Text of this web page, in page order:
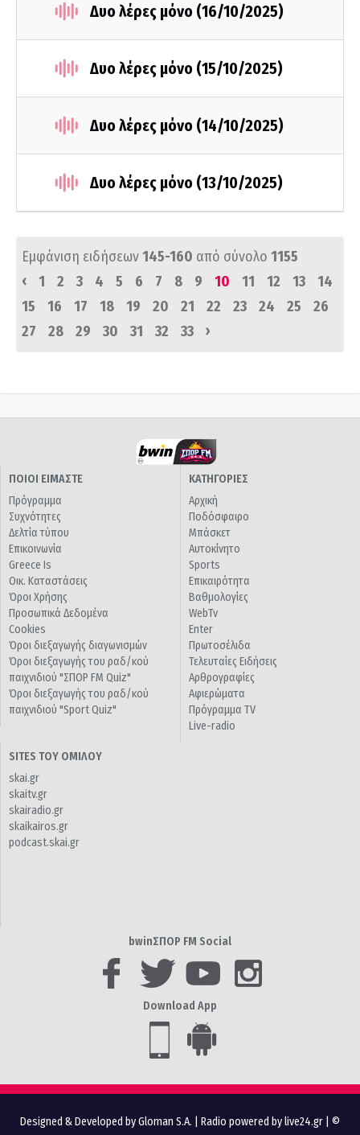
Δυο λέρες μόνο (16/10/2025)
Δυο λέρες μόνο (15/10/2025)
Δυο λέρες μόνο (14/10/2025)
Δυο λέρες μόνο (13/10/2025)
Εμφάνιση ειδήσεων145-160 από σύνολο 1155
‹
1 2 3 4 5 6 7 8 9 10 11 12 13
14
15
16 17 18 19 20 21 22 23 24 25
26
27
28 29 30 31 32 33 ›
ΠΟΙΟΙ ΕΙΜΑΣΤΕ
Πρόγραμμα
Συχνότητες
Δελτία τύπου
Επικοινωνία
Greece Is
Οικ. Καταστάσεις
Όροι Χρήσης
Προσωπικά Δεδομένα
Cookies
Όροι διεξαγωγής διαγωνισμών
Όροι διεξαγωγής του ραδ/κού
παιχνιδιού "ΣΠΟΡ FM Quiz"
Όροι διεξαγωγής του ραδ/κού
παιχνιδιού "Sport Quiz"
ΚΑΤΗΓΟΡΙΕΣ
Αρχική
Ποδόσφαιρο
Μπάσκετ
Αυτοκίνητο
Sports
Επικαιρότητα
Βαθμολογίες
WebTv
Enter
Πρωτοσέλιδα
Τελευταίες Ειδήσεις
Αρθρογραφίες
Αφιερώματα
Πρόγραμμα TV
Live-radio
SITES ΤΟΥ ΟΜΙΛΟΥ
skai.gr
skaitv.gr
skairadio.gr
skaikairos.gr
podcast.skai.gr
bwinΣΠΟΡ FM Social
Download App
Designed & Developed by Gloman S.A. Radio powered by live24.gr | ©